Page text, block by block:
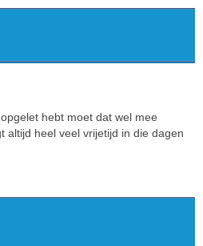
hebt moet dat wel mee
altijd heel veel vrijetijd in die dagen